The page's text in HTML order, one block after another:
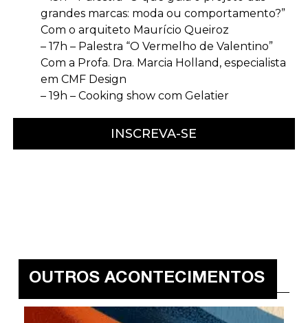
grandes marcas: moda ou comportamento?”
Com o arquiteto Maurício Queiroz
– 17h – Palestra “O Vermelho de Valentino”
Com a Profa. Dra. Marcia Holland, especialista
em CMF Design
– 19h – Cooking show com Gelatier
INSCREVA-SE
OUTROS ACONTECIMENTOS